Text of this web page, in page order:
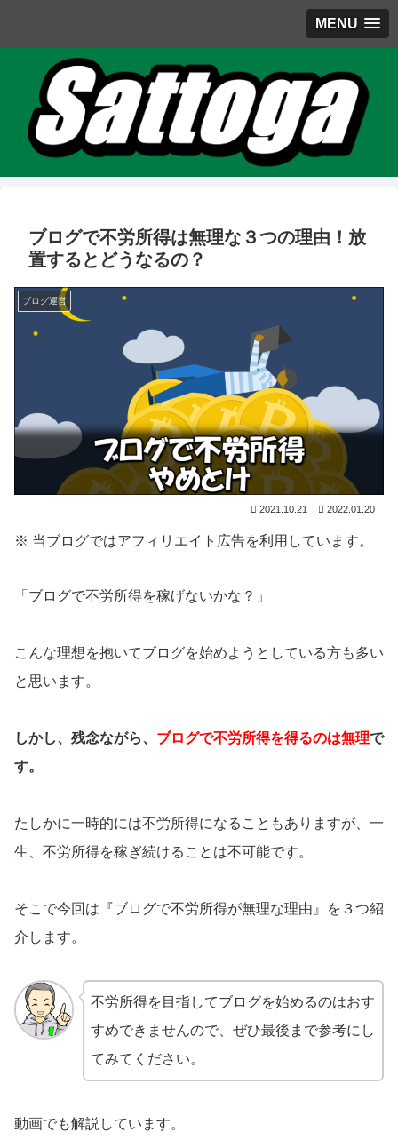
MENU
ブログで不労所得は無理な３つの理由！放
置するとどうなるの？
ブログ運営
2021.10.21 2022.01.20
※ 当ブログではアフィリエイト広告を利用しています。
「ブログで不労所得を稼げないかな？」
こんな理想を抱いてブログを始めようとしている方も多い
と思います。
しかし、残念ながら、 ブログで不労所得を得るのは無理で
す。
たしかに一時的には不労所得になることもありますが、一
生、不労所得を稼ぎ続けることは不可能です。
そこで今回は『ブログで不労所得が無理な理由』を３つ紹
介します。
不労所得を目指してブログを始めるのはおす
すめできませんので、ぜひ最後まで参考にし
てみてください。
動画でも解説しています。